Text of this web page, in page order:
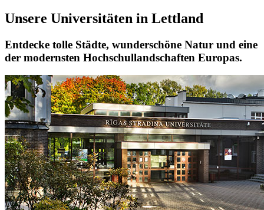
Unsere Universitäten in Lettland
Entdecke tolle Städte, wunderschöne Natur und eine
der modernsten Hochschullandschaften Europas.